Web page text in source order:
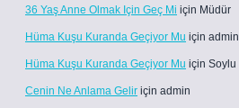
36 Yaş Anne Olmak Için Geç Mi için Müdür
Hüma Kuşu Kuranda Geçiyor Mu için admin
Hüma Kuşu Kuranda Geçiyor Mu için Soylu
Cenin Ne Anlama Gelir için admin